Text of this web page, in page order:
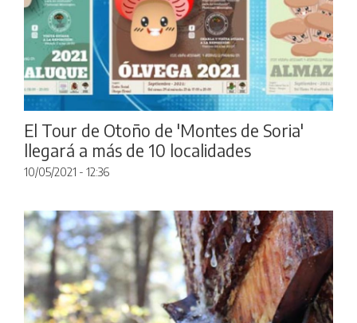
El Tour de Otoño de 'Montes de Soria'
llegará a más de 10 localidades
10/05/2021 - 12:36